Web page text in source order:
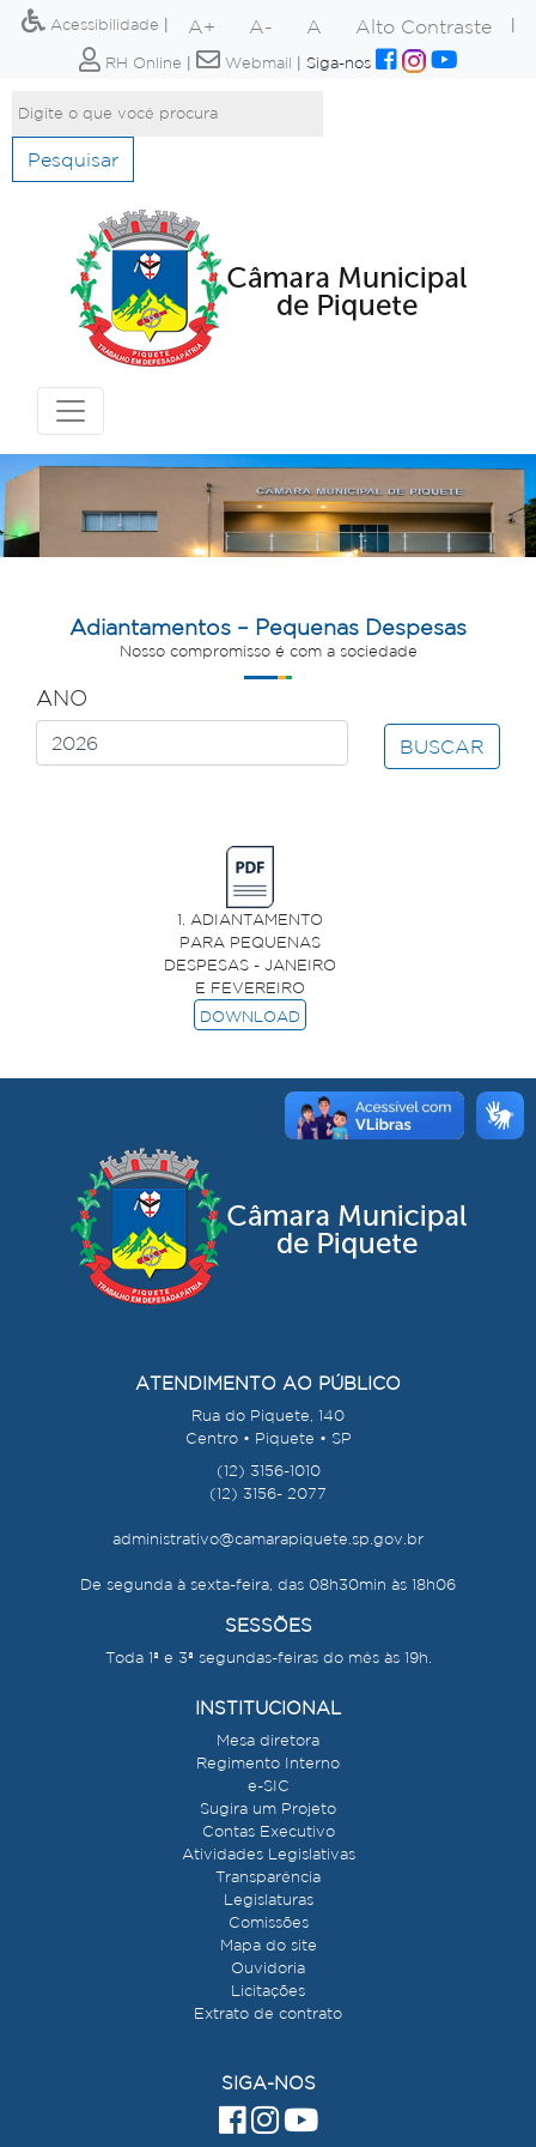
Acessibilidade A+ A- A Alto Contraste
RH Online Webmail Siga-nos
Pesquisar
Adiantamentos – Pequenas Despesas
Nosso compromisso é com a sociedade
ANO
BUSCAR
1. ADIANTAMENTO
PARA PEQUENAS
DESPESAS - JANEIRO
E FEVEREIRO
DOWNLOAD
ATENDIMENTO AO PÚBLICO
Rua do Piquete, 140
Centro • Piquete • SP
(12) 3156-1010
(12) 3156- 2077
administrativo@camarapiquete.sp.gov.br
De segunda à sexta-feira, das 08h30min às 18h06
SESSÕES
Toda 1ª e 3ª segundas-feiras do mês às 19h.
INSTITUCIONAL
Mesa diretora
Regimento Interno
e-SIC
Sugira um Projeto
Contas Executivo
Atividades Legislativas
Transparência
Legislaturas
Comissões
Mapa do site
Ouvidoria
Licitações
Extrato de contrato
SIGA-NOS